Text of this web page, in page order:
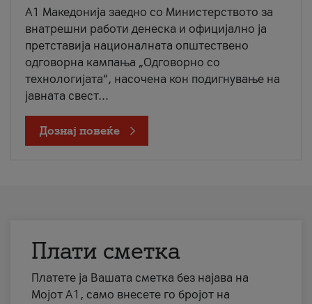
A1 Македонија заедно со Министерството за
внатрешни работи денеска и официјално ја
претставија националната општествено
одговорна кампања „Одговорно со
технологијата“, насочена кон подигнување на
јавната свест...
Дознај повеќе
Плати сметка
Платете ја Вашата сметка без најава на
Мојот А1, само внесете го бројот на